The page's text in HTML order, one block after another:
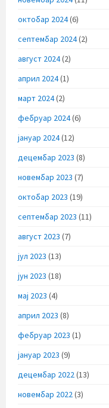
октобар 2024(6)
септембар 2024(2)
август 2024(2)
април 2024(1)
март 2024(2)
фебруар 2024(6)
јануар 2024(12)
децембар 2023 (8)
новембар 2023 (7)
октобар 2023 (19)
септембар 2023 (11)
август 2023 (7)
јул 2023 (13)
јун 2023 (18)
мај 2023 (4)
април 2023 (8)
фебруар 2023 (1)
јануар 2023 (9)
децембар 2022(13)
новембар 2022(3)